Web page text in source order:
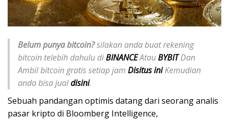
Belum punya bitcoin?silakan anda buat rekening
bitcoin telebih dahulu diBINANCEAtauBYBITDan
Ambil bitcoin gratis setiap jam Disitus iniKemudian
anda bisa jualdisini.
Sebuah pandangan optimis datang dari seorang analis
pasar kripto di Bloomberg Intelligence,